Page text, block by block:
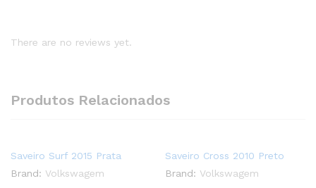
There are no reviews yet.
Produtos Relacionados
Saveiro Surf 2015 Prata
Brand: Volkswagem
Saveiro Cross 2010 Preto
Brand: Volkswagem